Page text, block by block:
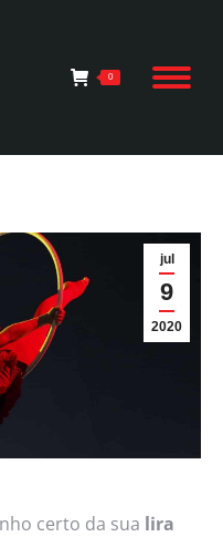
0
jul
9
2020
certo da sua lira